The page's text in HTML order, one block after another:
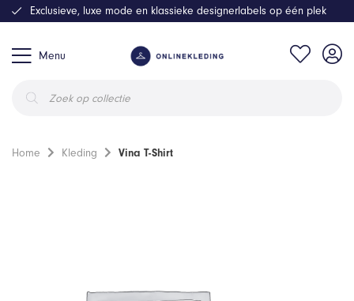
Menu
zoeken
Exclusieve, luxe mode en klassieke designerlabels op één plek
Home Kleding Vina T-Shirt